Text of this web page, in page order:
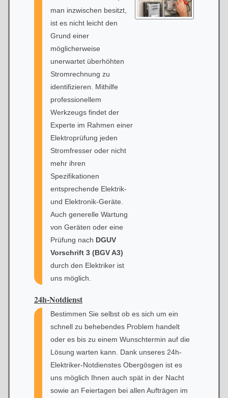
man inzwischen besitzt,
ist es nicht leicht den
Grund einer
möglicherweise
unerwartet überhöhten
Stromrechnung zu
identifizieren. Mithilfe
professionellem
Werkzeugs findet der
Experte im Rahmen einer
Elektroprüfung jeden
Stromfresser oder nicht
mehr ihren
Spezifikationen
entsprechende Elektrik-
und Elektronik-Geräte.
Auch generelle Wartung
von Geräten oder eine
Prüfung nach DGUV
Vorschrift 3 (BGV A3)
durch den Elektriker ist
uns möglich.
24h-Notdienst
Bestimmen Sie selbst ob es sich um ein
schnell zu behebendes Problem handelt
oder es bis zu einem Wunschtermin auf die
Lösung warten kann. Dank unseres 24h-
Elektriker-Notdienstes Obergösgen ist es
uns möglich Ihnen auch spät in der Nacht
sowie an Feiertagen bei allen Aufträgen im